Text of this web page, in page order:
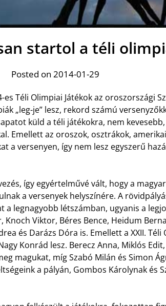
startol a téli
Posted on 2014-01-29
Téli Olimpiai Játékok az oroszországi
„leg-je” lesz, rekord számú
küld a téli játékokra, nem
Emellett az oroszok, osztrákok,
a versenyen, így nem lesz egyszerű
így egyértelművé vált, hogy a
a versenyek helyszínére. A
a legnagyobb létszámban, ugyanis a
Knoch Viktor, Béres Bence, Heidum
és Darázs Dóra is. Emellett a XXII. Téli
Konrád lesz. Berecz Anna, Miklós
magukat, míg Szabó Milán és Simon
a pályán, Gombos Károlynak és